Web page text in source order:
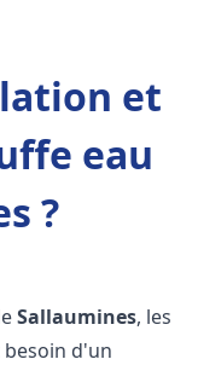
et
eau
?
Sallaumines, les
d'un